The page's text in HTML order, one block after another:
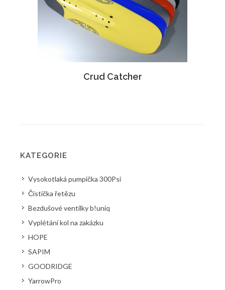
Crud Catcher
KATEGORIE
Vysokotlaká pumpička 300Psi
Čistička řetězu
Bezdušové ventilky b!uniq
Vyplétání kol na zakázku
HOPE
SAPIM
GOODRIDGE
YarrowPro